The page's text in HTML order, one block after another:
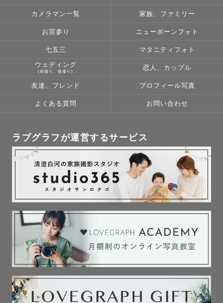
また、納品枚数には制限がございます。それ以上のお渡しは出来かねます
◎未編集のデータはルール上お渡しできませんのでご理解いただけますと
嬉しいです。必ずカメラマンページの作例イメージをご覧ください。色味
＿＿＿＿＿＿＿＿＿＿＿＿＿＿＿＿＿＿＿＿＿＿
４.七五三・お宮参りを検討されているみなさんへ
まずは七五三・お宮参りを迎えられるご家族の皆さま、この度はおめでと
人気シーズンはほとんどの日程が満枠になるため早めの問い合わせ・ご予
約をおすすめします。
◎お宮参りのご家族さまへ
ここ10年程、お祝い着を着付けなかった月はない程お宮参りの撮影を担当
させていただいています。
生後間もない赤ちゃんも何百人と抱っこしてきました。
安心してお任せくださいね🌼不安なことがあれば遠慮せずご相談くださ
被布・羽織袴・三つ身・四つ身（全てお着物の名称です）
こちらは全て１からお着付けできるスキルがあります。
当日の朝もしかしたら着物が嫌で着物を着れなくても、当日移動した後着
崩れたとしてもご安心くださいね。
ご相談させてもらいながら最善の状態になるように私も協力します。
家族の一員、のつもり（気持ち）で当日は参加させてもらいます。
また、時期によっては千歳飴がない神社もあります。当日神事がないか
や、撮影が可能かなど必ずご確認ください。
＿＿＿＿＿＿＿＿＿＿＿＿＿＿＿＿＿＿＿＿＿
５.最後に
ここまで気になって読んでくださっている、素敵なゲストさんに少しでも
˗ˏˋ 撮影ジャンルについて ˎˊ˗
ご祈祷中に撮影が可能な神社さん等のご相談に乗ることも可能です⭕️
また着付けの資格を持っています。
着付け先のご紹介も出来ますのでお気軽にご相談ください☺️
そんな状況でも着付けし直して撮影再開したことがございます💓
お着物を脱いじゃった姿も可愛く残します📸
北海道へ移住したちゃんまりだからこそわかる
北海道でオススメのスポットや北海道らしさを詰め込んだ撮影が可能です
道外からのご旅行ウェディング撮影率90%💍
ご旅行での撮影はお任せ下さい💪
˗ˏˋ 日程について ˎˊ˗
平日でも土日祝日でも、事前にご相談頂ければ日程調整が可能です⭕️
カレンダーが×になっている場合でも撮影を承れる場合もございます☺️
ゲスト様一人一人に寄り添って撮影をしたい！
そのため1日1組限定での撮影を行なっており、
カメラマン一覧 家族、ファミリー
お宮参り ニューボーンフォト
七五三 マタニティフォト
ウェディング
(前撮り、後撮り)
恋人、カップル
友達、フレンド プロフィール写真
よくある質問 お問い合わせ
ラブグラフが運営するサービス